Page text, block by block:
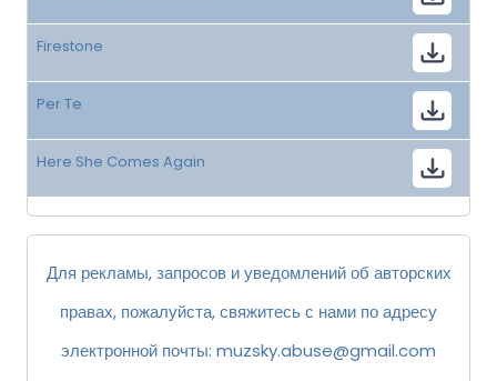
Firestone
Per Te
Here She Comes Again
Для рекламы, запросов и уведомлений об авторских
правах, пожалуйста, свяжитесь с нами по адресу
электронной почты: muzsky.abuse@gmail.com